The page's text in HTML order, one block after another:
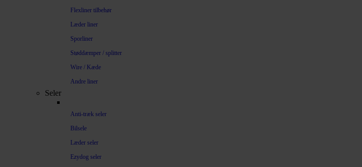
Flexliner tilbehør
Læder liner
Sporliner
Støddæmper / splitter
Wire / Kæde
Andre liner
Seler
Anti-træk seler
Bilsele
Læder seler
Ezydog seler